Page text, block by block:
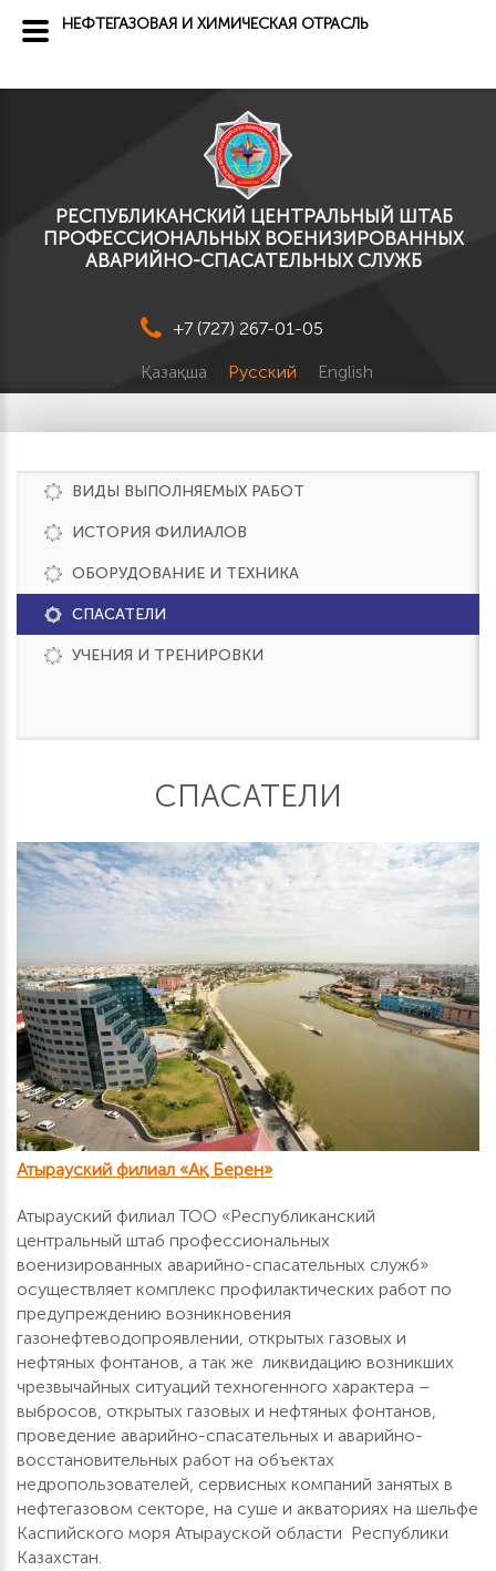
РЕСПУБЛИКАНСКИЙ ЦЕНТРАЛЬНЫЙ ШТАБ
ПРОФЕССИОНАЛЬНЫХ ВОЕНИЗИРОВАННЫХ
АВАРИЙНО-СПАСАТЕЛЬНЫХ СЛУЖБ
+7 (727) 267-01-05
Қазақша Русский English
ВИДЫ ВЫПОЛНЯЕМЫХ РАБОТ
ИСТОРИЯ ФИЛИАЛОВ
ОБОРУДОВАНИЕ И ТЕХНИКА
СПАСАТЕЛИ
УЧЕНИЯ И ТРЕНИРОВКИ
СПАСАТЕЛИ
Атырауский филиал «Ақ Берен»
Атырауский филиал ТОО «Республиканский
центральный штаб профессиональных
военизированных аварийно-спасательных служб»
осуществляет комплекс профилактических работ по
предупреждению возникновения
газонефтеводопроявлении, открытых газовых и
нефтяных фонтанов, а так же ликвидацию возникших
чрезвычайных ситуаций техногенного характера –
выбросов, открытых газовых и нефтяных фонтанов,
проведение аварийно-спасательных и аварийно-
восстановительных работ на объектах
недропользователей, сервисных компаний занятых в
нефтегазовом секторе, на суше и акваториях на шельфе
Каспийского моря Атырауской области Республики
Казахстан.
НЕФТЕГАЗОВАЯ И ХИМИЧЕСКАЯ ОТРАСЛЬ